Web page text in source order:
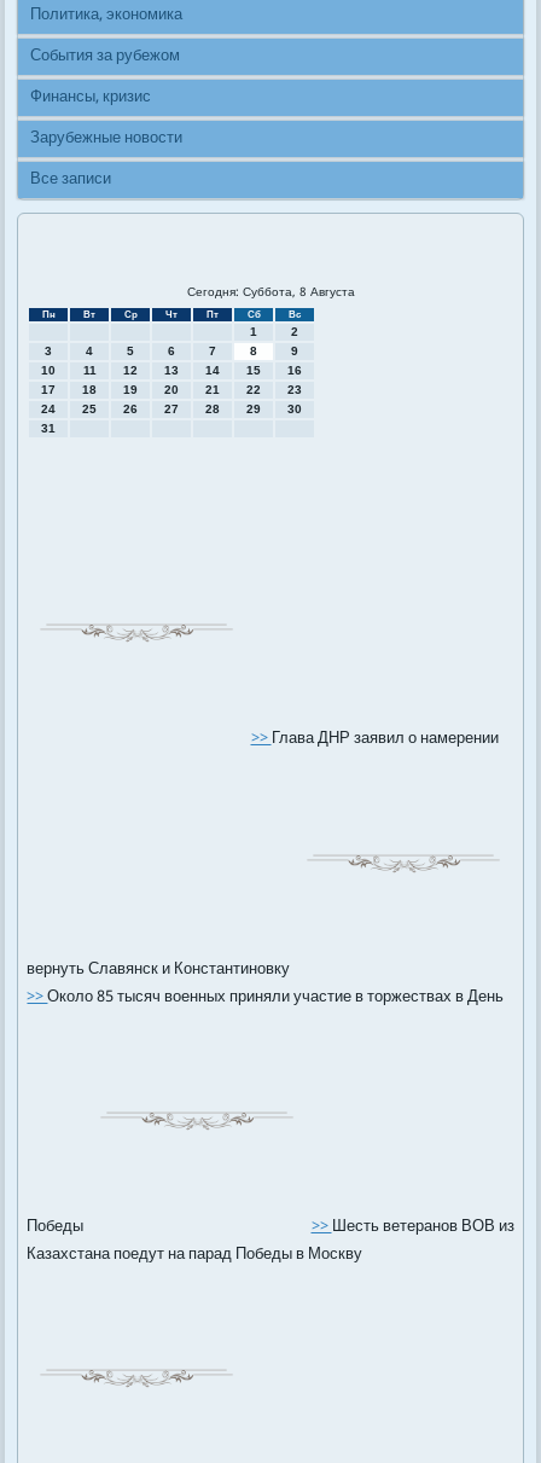
Политика, экономика
События за рубежом
Финансы, кризис
Зарубежные новости
Все записи
Сегодня: Суббота, 8 Августа
Пн Вт Ср Чт Пт Сб Вс
1
2
3
4 5 6 7 8
9
10
11 12 13 14 15
16
17
18 19 20 21 22
23
24
25 26 27 28 29
30
31
>>Глава ДНР заявил о намерении
вернуть Славянск и Константиновку
>>Около 85 тысяч военных приняли участие в торжествах в День
Победы >>Шесть ветеранов ВОВ из
Казахстана поедут на парад Победы в Москву